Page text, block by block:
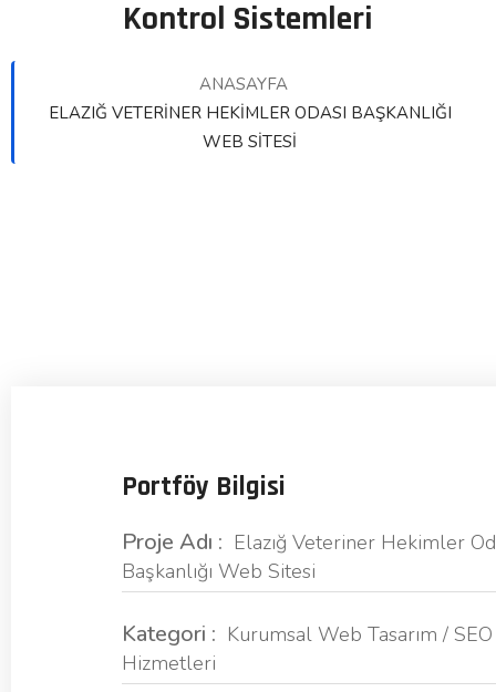
Kontrol Sistemleri
ANASAYFA
ELAZIĞ VETERINER HEKIMLER ODASI BAŞKANLIĞI
WEB SITESI
Portföy Bilgisi
Proje Adı : Elazığ Veteriner Hekimler
Başkanlığı Web Sitesi
Kategori : Kurumsal Web Tasarım / SEO
Hizmetleri